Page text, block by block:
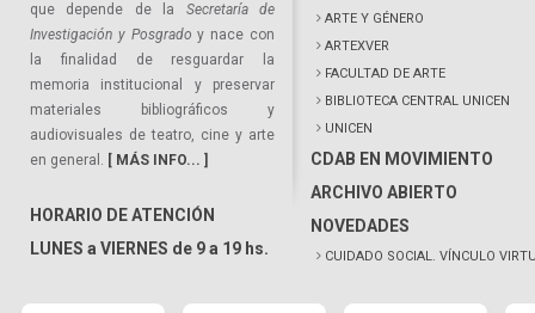
que depende de la Secretaría de
Investigación y Posgrado y nace con
la finalidad de resguardar la
memoria institucional y preservar
materiales bibliográficos y
audiovisuales de teatro, cine y arte
en general. [ MÁS INFO... ]
HORARIO DE ATENCIÓN
LUNES a VIERNES de 9 a 19 hs.
ARTE Y GÉNERO
ARTEXVER
FACULTAD DE ARTE
BIBLIOTECA CENTRAL UNICEN
UNICEN
CDAB EN MOVIMIENTO
ARCHIVO ABIERTO
NOVEDADES
CUIDADO SOCIAL. VÍNCULO